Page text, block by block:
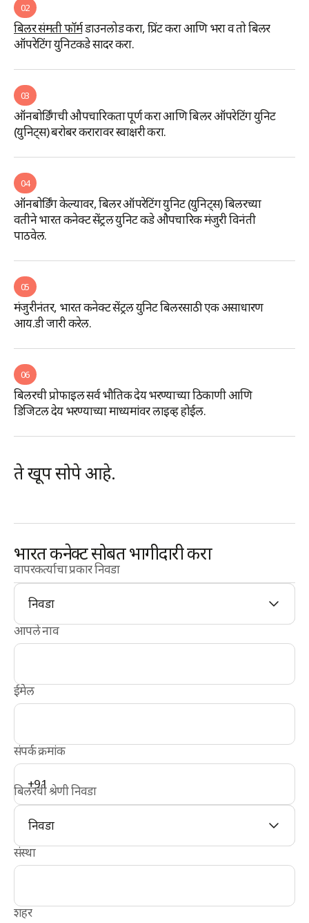
02
बिलर संमती फॉर्मडाउनलोड करा, प्रिंट करा आणि भरा व तो बिलर
ऑपरेटिंग युनिटकडे सादर करा.
03
ऑनबोर्डिंगची औपचारिकता पूर्ण करा आणि बिलर ऑपरेटिंग युनिट
(युनिट्स) बरोबर करारावर स्वाक्षरी करा.
04
ऑनबोर्डिंग केल्यावर, बिलर ऑपरेटिंग युनिट (युनिट्स) बिलरच्या
वतीने भारत कनेक्ट सेंट्रल युनिट कडे औपचारिक मंजुरी विनंती
पाठवेल.
05
मंजुरीनंतर, भारत कनेक्ट सेंट्रल युनिट बिलरसाठी एक असाधारण
आय.डी जारी करेल.
06
बिलरची प्रोफाइल सर्व भौतिक देय भरण्याच्या ठिकाणी आणि
डिजिटल देय भरण्याच्या माध्यमांवर लाइव्ह होईल.
ते खूप सोपे आहे.
भारत कनेक्ट सोबत भागीदारी करा
वापरकर्त्याचा प्रकार निवडा
निवडा
आपले नाव
ईमेल
संपर्क क्रमांक
+91
बिलरची श्रेणी निवडा
निवडा
संस्था
शहर